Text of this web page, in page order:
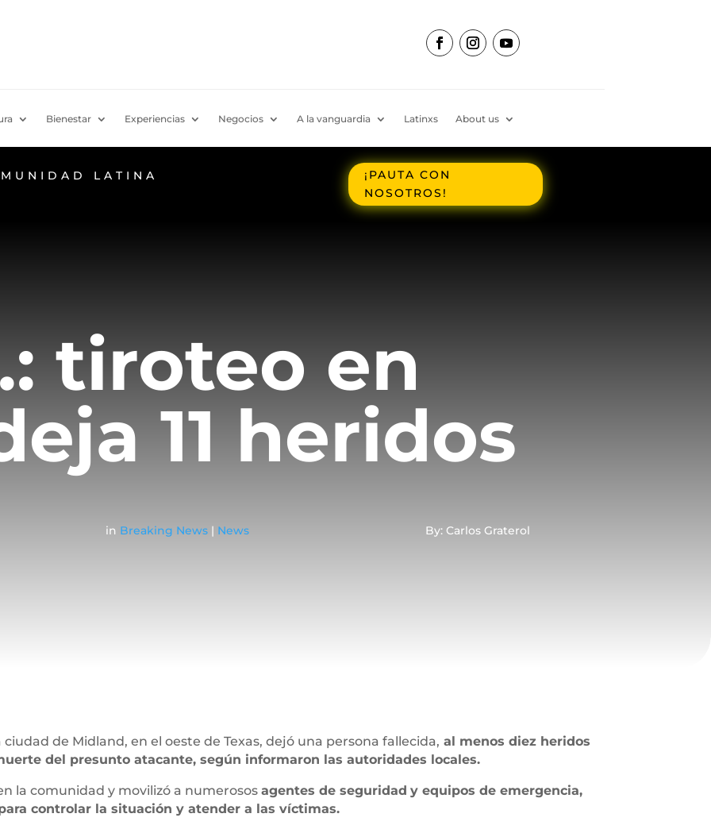
Bienestar Experiencias Negocios A la vanguardia Latinxs About us
LATINA
¡PAUTA CON
NOSOTROS!
tiroteo en
11 heridos
in Breaking News | News By: Carlos Graterol
de Midland, en el oeste de Texas, dejó una persona fallecida, al menos diez heridos
del presunto atacante, según informaron las autoridades locales.
la comunidad y movilizó a numerososagentes de seguridad y equipos de emergencia,
controlar la situación y atender a las víctimas.